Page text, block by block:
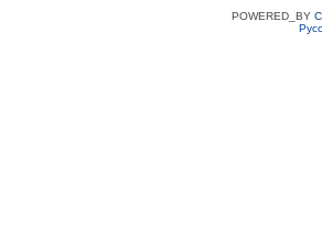
POWERED_BY